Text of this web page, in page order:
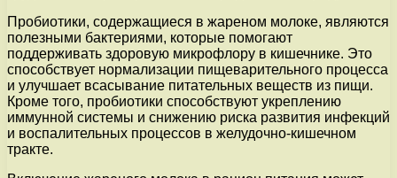
Пробиотики, содержащиеся в жареном молоке, являются
полезными бактериями, которые помогают
поддерживать здоровую микрофлору в кишечнике. Это
способствует нормализации пищеварительного процесса
и улучшает всасывание питательных веществ из пищи.
Кроме того, пробиотики способствуют укреплению
иммунной системы и снижению риска развития инфекций
и воспалительных процессов в желудочно-кишечном
тракте.